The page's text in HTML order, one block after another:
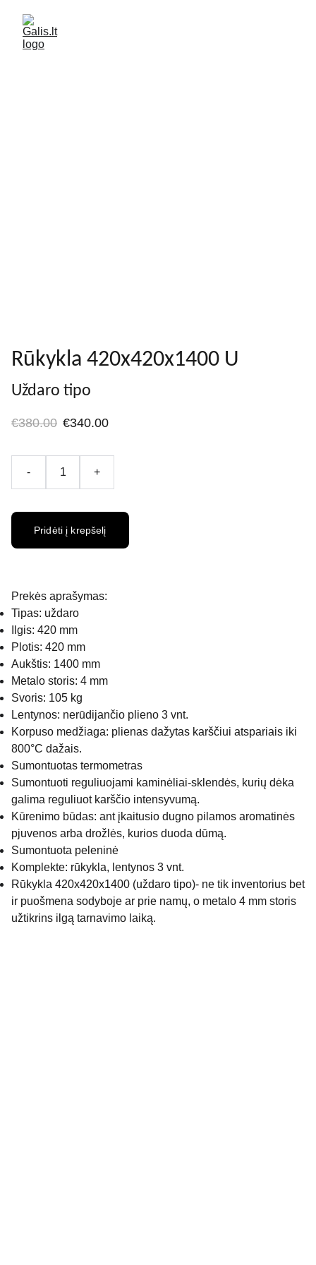
Rūkykla 420x420x1400 U
Uždaro tipo
€380.00 €340.00
- +
Pridėti į krepšelį
Prekės aprašymas:
Tipas: uždaro
Ilgis: 420 mm
Plotis: 420 mm
Aukštis: 1400 mm
Metalo storis: 4 mm
Svoris: 105 kg
Lentynos: nerūdijančio plieno 3 vnt.
Korpuso medžiaga: plienas dažytas karščiui atspariais iki
800°C dažais.
Sumontuotas termometras
Sumontuoti reguliuojami kaminėliai-sklendės, kurių dėka
galima reguliuot karščio intensyvumą.
Kūrenimo būdas: ant įkaitusio dugno pilamos aromatinės
pjuvenos arba drožlės, kurios duoda dūmą.
Sumontuota peleninė
Komplekte: rūkykla, lentynos 3 vnt.
Rūkykla 420x420x1400 (uždaro tipo)- ne tik inventorius bet
ir puošmena sodyboje ar prie namų, o metalo 4 mm storis
užtikrins ilgą tarnavimo laiką.